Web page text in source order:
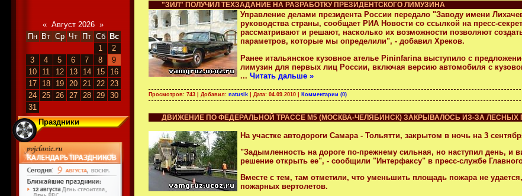
« Август 2026 »
Пн
Вт Ср Чт Пт Сб
Вс
1
2
3
4 5 6 7 8
9
10
11 12 13 14 15
16
17
18 19 20 21 22
23
24
25 26 27 28 29
30
31
Праздники
"ЗИЛ" ПОЛУЧИЛ ТЕХЗАДАНИЕ НА РАЗРАБОТКУ ПРЕЗИДЕНТСКОГО ЛИМУЗИНА
Управление делами президента России передало "Заводу имени
руководства страны, сообщает РИА Новости со ссылкой на пресс-
рассматривают и решают, насколько их возможности позволяют
параметров, которые мы определили", - добавил Хреков.
Ранее итальянское кузовное ателье Pininfarina выступило с
лимузин для первых лиц России, включая версию автомобиля с
... Читать дальше »
Просмотров: 743 | Добавил: natusik | Дата: 04.09.2010 Комментарии (0)
ДВИЖЕНИЕ ПО ФЕДЕРАЛЬНОЙ ТРАССЕ М5 (МОСКВА-ЧЕЛЯБИНСК) ЗАКРЫВАЛОСЬ ИЗ-ЗА ЛЕСНЫХ
На участке автодороги Самара - Тольятти, закрытом в ночь на 3
"Задымленность на дороге по-прежнему сильная, но наступил день, и
решение открыть ее", - сообщили "Интерфаксу" в пресс-службе
Вместе с тем, там отметили, что уменьшить площадь пожара не
пожарных вертолетов.